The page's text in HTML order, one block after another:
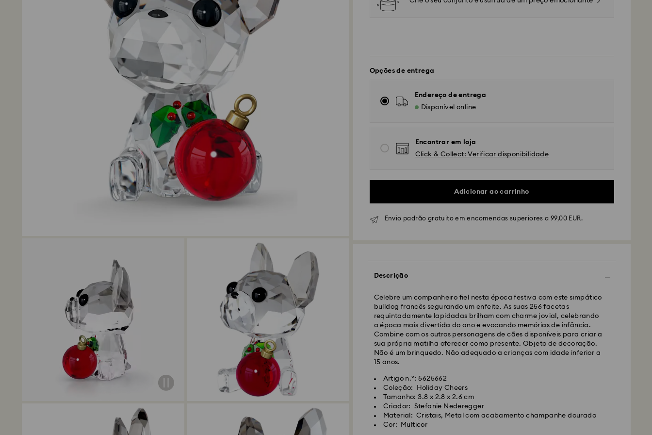
Opções de entrega
Endereço de entrega
Disponível online
Encontrar em loja
Click & Collect: Verificar disponibilidade
Adicionar ao carrinho
Envio padrão gratuito em encomendas superiores a 99,00 EUR.
Descrição
Celebre um companheiro fiel nesta época festiva com este simpático
bulldog francês segurando um enfeite. As suas 256 facetas
requintadamente lapidadas brilham com charme jovial, celebrando
a época mais divertida do ano e evocando memórias de infância.
Combine com os outros personagens de cães disponíveis para criar a
sua própria matilha oferecer como presente. Objeto de decoração.
Não é um brinquedo. Não adequado a crianças com idade inferior a
15 anos.
Artigo n.º: 5625662
Coleção: Holiday Cheers
Tamanho: 3.8 x 2.8 x 2.6 cm
Criador: Stefanie Nederegger
Material: Cristais, Metal com acabamento champanhe dourado
Cor: Multicor
As encomendas realizadas de segunda a sexta-feira até às 10:00
CET serão processadas e enviadas no dia útil seguinte.
Prazo de envio normal: 4-5 dias úteis após processamento e envio. (7-
10 dias para Madeira e Açores)
Custo de envio normal: EUR 6,50
Envio normal gratuito para encomendas superiores a: EUR 99
Envio Expresso -
As encomendas realizadas de segunda a sexta-feira até às 14:30
CET serão processadas e enviadas no dia útil seguinte.
Prazo de envio expresso: 1 a 2 dias úteis após processamento e envio.
Custo de envio expresso: EUR 19